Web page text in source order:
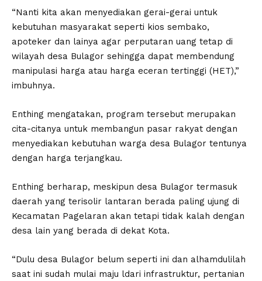
“Nanti kita akan menyediakan gerai-gerai untuk
kebutuhan masyarakat seperti kios sembako,
apoteker dan lainya agar perputaran uang tetap di
wilayah desa Bulagor sehingga dapat membendung
manipulasi harga atau harga eceran tertinggi (HET),”
imbuhnya.
Enthing mengatakan, program tersebut merupakan
cita-citanya untuk membangun pasar rakyat dengan
menyediakan kebutuhan warga desa Bulagor tentunya
dengan harga terjangkau.
Enthing berharap, meskipun desa Bulagor termasuk
daerah yang terisolir lantaran berada paling ujung di
Kecamatan Pagelaran akan tetapi tidak kalah dengan
desa lain yang berada di dekat Kota.
“Dulu desa Bulagor belum seperti ini dan alhamdulilah
saat ini sudah mulai maju ldari infrastruktur, pertanian